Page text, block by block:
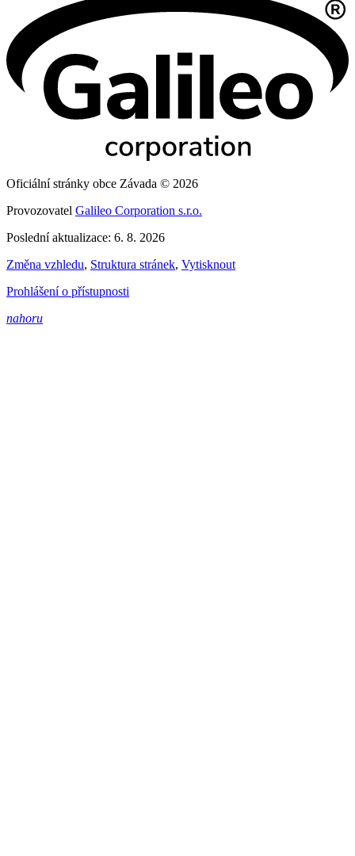
Oficiální stránky obce Závada © 2026
Provozovatel Galileo Corporation s.r.o.
Poslední aktualizace: 6. 8. 2026
Změna vzhledu, Struktura stránek, Vytisknout
Prohlášení o přístupnosti
nahoru